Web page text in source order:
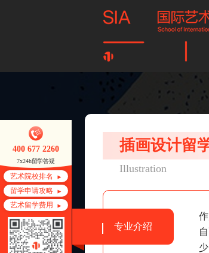
插画设计留
Illustration
专业介绍
400 677 2260
7x24h留学答疑
艺术院校排名
留学申请攻略
艺术留学费用